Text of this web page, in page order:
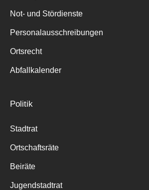
Not- und Stördienste
Personalausschreibungen
Ortsrecht
Abfallkalender
Politik
Stadtrat
Ortschaftsräte
Beiräte
Jugendstadtrat